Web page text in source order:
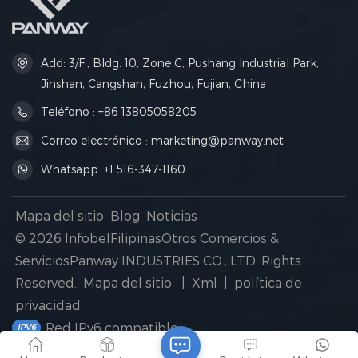
Add: 3/F., Bldg. 10, Zone C, Pushang Industrial Park,
Jinshan, Cangshan, Fuzhou, Fujian, China
Teléfono : +86 13805058205
Correo electrónico : marketing@panway.net
Whatsapp: +1 516-347-1160
Mapa del sitio Blog Noticias
© 2026 InfobelFilipinasOtros Comercios &
ServiciosPanway INDUSTRIES CO., LTD. Rights
Reserved.
Mapa del sitio Xml
política de
privacidad
Red IPv6 compatible